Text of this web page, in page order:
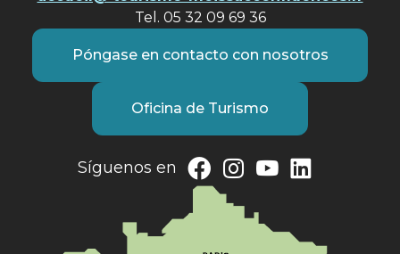
Tel. 05 32 09 69 36
Póngase en contacto con nosotros
Oficina de Turismo
Síguenos en